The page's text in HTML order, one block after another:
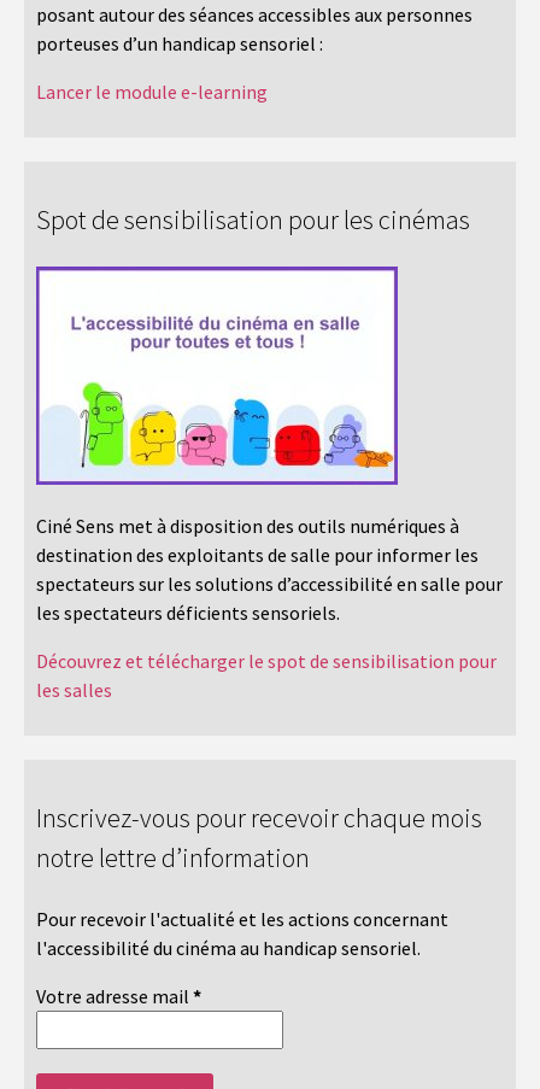
posant autour des séances accessibles aux personnes
porteuses d’un handicap sensoriel :
Lancer le module e-learning
Spot de sensibilisation pour les cinémas
Ciné Sens met à disposition des outils numériques à
destination des exploitants de salle pour informer les
spectateurs sur les solutions d’accessibilité en salle pour
les spectateurs déficients sensoriels.
Découvrez et télécharger le spot de sensibilisation pour
les salles
Inscrivez-vous pour recevoir chaque mois
notre lettre d’information
Pour recevoir l'actualité et les actions concernant
l'accessibilité du cinéma au handicap sensoriel.
Votre adresse mail *